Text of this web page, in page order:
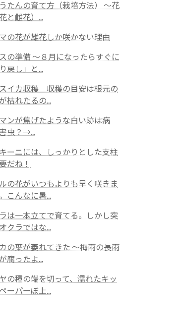
たんの育て方（栽培方法） ～花
花と雌花）...
の花が雄花しか咲かない理由
の準備 ～８月になったらすぐに
り戻し」と...
イカ収穫 収穫の目安は根元の
枯れたるの...
ンが焦げたような白い跡は病
虫？→...
ーニには、しっかりとした支柱
だね！
の花がいつもよりも早く咲きま
こんなに暑...
は一本立てで育てる。しかし突
クラではな...
の葉が萎れてきた 〜梅雨の長雨
腐ったよ...
の種の端を切って、濡れたキッ
ーパーぼ上...